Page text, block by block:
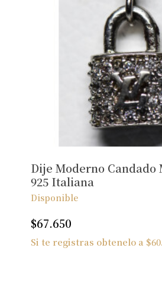
Dije Moderno Candado
925 Italiana
Disponible
$67.650
Si te registras obtenelo a $